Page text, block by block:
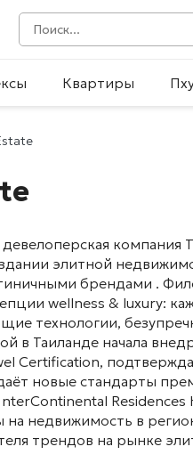
Квартиры
компания
элитной
брендами .
wellness & luxury:
технологии,
в Таиланде начала
Certification,
новые стандарты
Residences
недвижимость в
трендов на рынке